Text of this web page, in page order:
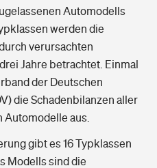
Automodells
werden die
verursachten
Jahre betrachtet. Einmal
der Deutschen
die Schadenbilanzen aller
Automodelle aus.
gibt es 16 Typklassen
Modells sind die